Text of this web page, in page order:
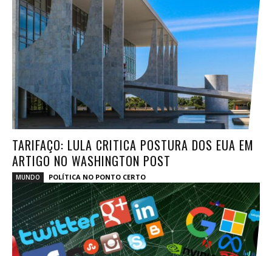
TARIFAÇO: LULA CRITICA POSTURA DOS EUA EM
ARTIGO NO WASHINGTON POST
MUNDO POLÍTICA NO PONTO CERTO